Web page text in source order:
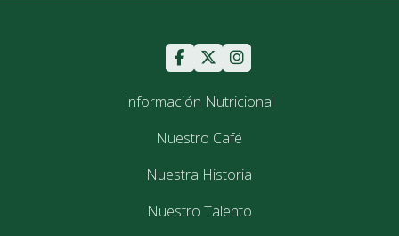
Información Nutricional
Nuestro Café
Nuestra Historia
Nuestro Talento